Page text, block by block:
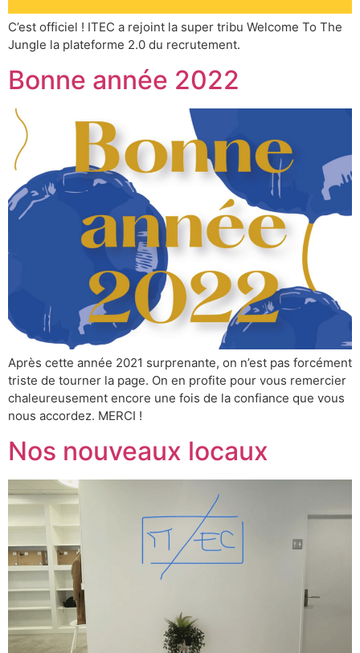
C’est officiel ! ITEC a rejoint la super tribu Welcome To The
Jungle la plateforme 2.0 du recrutement.
Bonne année 2022
Après cette année 2021 surprenante, on n’est pas forcément
triste de tourner la page. On en profite pour vous remercier
chaleureusement encore une fois de la confiance que vous
nous accordez. MERCI !
Nos nouveaux locaux